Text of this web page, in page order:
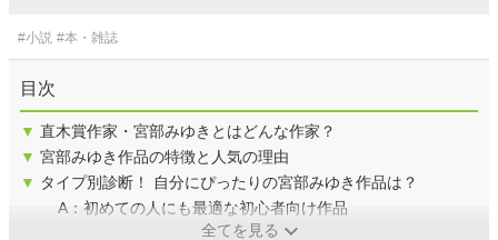
#小説 #本・雑誌
目次
▼ 直木賞作家・宮部みゆきとはどんな作家？
▼ 宮部みゆき作品の特徴と人気の理由
▼ タイプ別診断！ 自分にぴったりの宮部みゆき作品は？
A：初めての人にも最適な初心者向け作品
全てを見る